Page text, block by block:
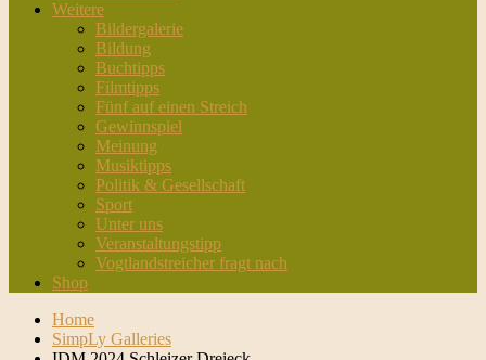
Weitere
Bildergalerie
Bildung
Buchtipps
Filmtipps
Fünf auf einen Streich
Gewinnspiel
Meinung
Musiktipps
Politik & Gesellschaft
Sport
Unter uns
Veranstaltungstipp
Vogtlandstreicher fragt nach
Shop
Home
SimpLy Galleries